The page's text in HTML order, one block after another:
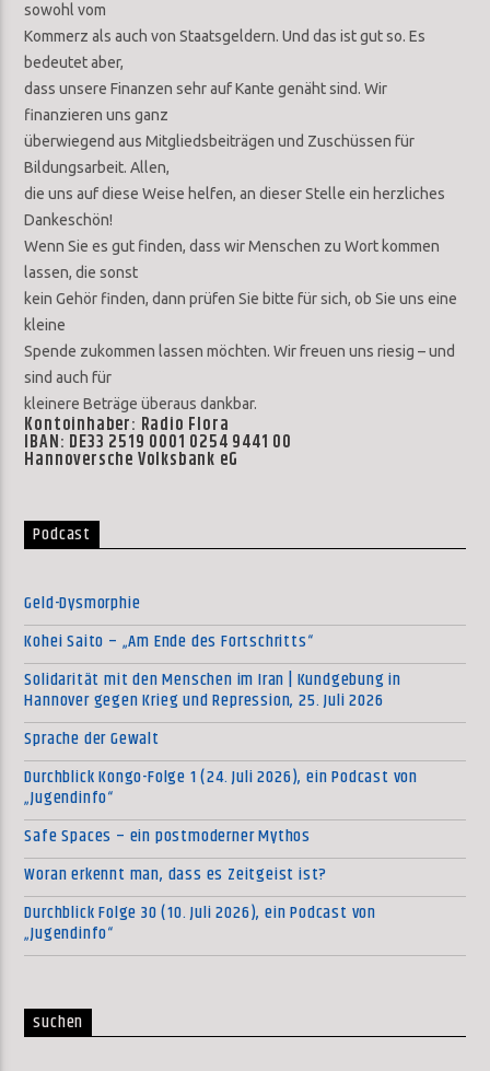
sowohl vom
Kommerz als auch von Staatsgeldern. Und das ist gut so. Es
bedeutet aber,
dass unsere Finanzen sehr auf Kante genäht sind. Wir
finanzieren uns ganz
überwiegend aus Mitgliedsbeiträgen und Zuschüssen für
Bildungsarbeit. Allen,
die uns auf diese Weise helfen, an dieser Stelle ein herzliches
Dankeschön!
Wenn Sie es gut finden, dass wir Menschen zu Wort kommen
lassen, die sonst
kein Gehör finden, dann prüfen Sie bitte für sich, ob Sie uns eine
kleine
Spende zukommen lassen möchten. Wir freuen uns riesig – und
sind auch für
kleinere Beträge überaus dankbar.
Kontoinhaber: Radio Flora
IBAN: DE33 2519 0001 0254 9441 00
Hannoversche Volksbank eG
Podcast
Geld-Dysmorphie
Kohei Saito – „Am Ende des Fortschritts“
Solidarität mit den Menschen im Iran | Kundgebung in
Hannover gegen Krieg und Repression, 25. Juli 2026
Sprache der Gewalt
Durchblick Kongo-Folge 1 (24. Juli 2026), ein Podcast von
„Jugendinfo“
Safe Spaces – ein postmoderner Mythos
Woran erkennt man, dass es Zeitgeist ist?
Durchblick Folge 30 (10. Juli 2026), ein Podcast von
„Jugendinfo“
suchen